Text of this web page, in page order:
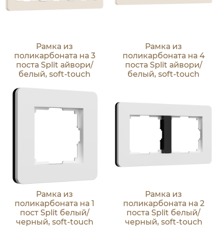
Рамка из
поликарбоната на 3
поста Split айвори/
белый, soft-touch
Рамка из
поликарбоната на 4
поста Split айвори/
белый, soft-touch
Рамка из
поликарбоната на 1
пост Split белый/
черный, soft-touch
Рамка из
поликарбоната на 2
поста Split белый/
черный, soft-touch